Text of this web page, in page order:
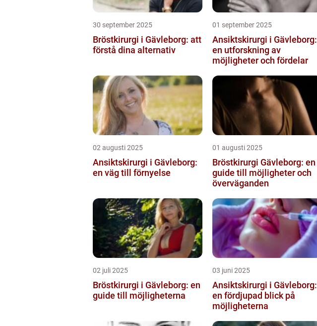
30 september 2025
Bröstkirurgi i Gävleborg: att
förstå dina alternativ
01 september 2025
Ansiktskirurgi i Gävleborg:
en utforskning av
möjligheter och fördelar
02 augusti 2025
Ansiktskirurgi i Gävleborg:
en väg till förnyelse
01 augusti 2025
Bröstkirurgi Gävleborg: en
guide till möjligheter och
överväganden
02 juli 2025
Bröstkirurgi i Gävleborg: en
guide till möjligheterna
03 juni 2025
Ansiktskirurgi i Gävleborg:
en fördjupad blick på
möjligheterna